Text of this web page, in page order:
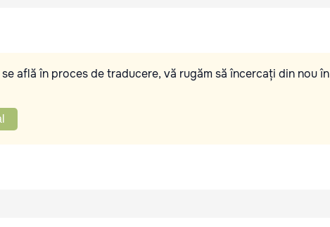
află în proces de traducere, vă rugăm să încercați din nou în